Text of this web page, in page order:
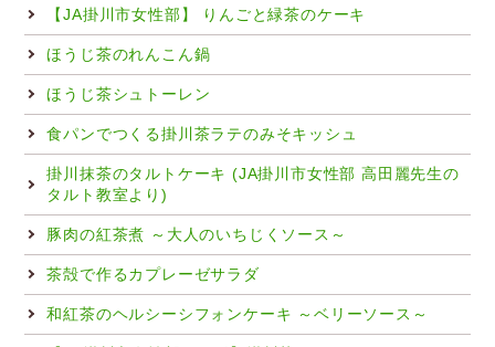
【JA掛川市女性部】 りんごと緑茶のケーキ
ほうじ茶のれんこん鍋
ほうじ茶シュトーレン
食パンでつくる掛川茶ラテのみそキッシュ
掛川抹茶のタルトケーキ (JA掛川市女性部 高田麗先生の
タルト教室より)
豚肉の紅茶煮 ～大人のいちじくソース～
茶殻で作るカプレーゼサラダ
和紅茶のヘルシーシフォンケーキ ～ベリーソース～